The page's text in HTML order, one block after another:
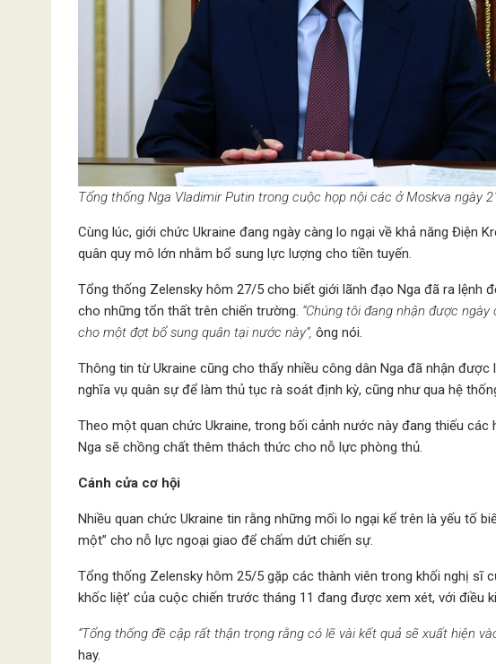
Tổng thống Nga Vladimir Putin trong cuộc họp nội các ở Moskva ngày
Cùng lúc, giới chức Ukraine đang ngày càng lo ngại về khả năng Điện
quân quy mô lớn nhằm bổ sung lực lượng cho tiền tuyến.
Tổng thống Zelensky hôm 27/5 cho biết giới lãnh đạo Nga đã ra lệnh
cho những tổn thất trên chiến trường. “Chúng tôi đang nhận được
cho một đợt bổ sung quân tại nước này”, ông nói.
Thông tin từ Ukraine cũng cho thấy nhiều công dân Nga đã nhận
nghĩa vụ quân sự để làm thủ tục rà soát định kỳ, cũng như qua hệ
Theo một quan chức Ukraine, trong bối cảnh nước này đang thiếu
Nga sẽ chồng chất thêm thách thức cho nỗ lực phòng thủ.
Cánh cửa cơ hội
Nhiều quan chức Ukraine tin rằng những mối lo ngại kể trên là yếu tố
một” cho nỗ lực ngoại giao để chấm dứt chiến sự.
Tổng thống Zelensky hôm 25/5 gặp các thành viên trong khối nghị sĩ
khốc liệt’ của cuộc chiến trước tháng 11 đang được xem xét, với điều
“Tổng thống đề cập rất thận trọng rằng có lẽ vài kết quả sẽ xuất hiện
hay.